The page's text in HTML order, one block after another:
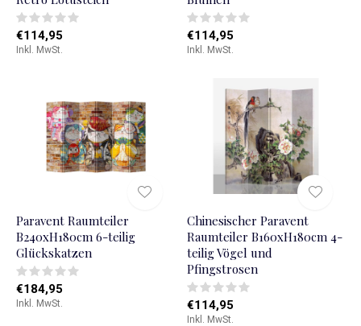
€114,95
Inkl. MwSt.
€114,95
Inkl. MwSt.
Paravent Raumteiler
B240xH180cm 6-teilig
Glückskatzen
€184,95
Inkl. MwSt.
Chinesischer Paravent
Raumteiler B160xH180cm 4-
teilig Vögel und
Pfingstrosen
€114,95
Inkl. MwSt.